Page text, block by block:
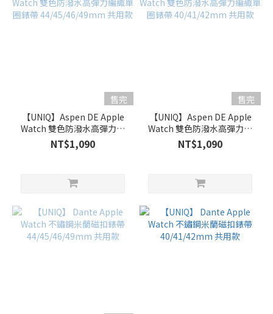
售完
【UNIQ】Aspen DE Apple
Watch 雙色防潑水高彈力編
織單圈錶帶
44/45/46/49mm 共用款
NT$1,090
售完
【UNIQ】Aspen DE Apple
Watch 雙色防潑水高彈力編
織單圈錶帶 40/41/42mm 共
用款
NT$1,090